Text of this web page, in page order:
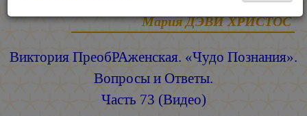
Мария ДЭВИ ХРИСТОС
Виктория ПреобРАженская. «Чудо Познания».
Вопросы и Ответы.
Часть 73 (Видео)